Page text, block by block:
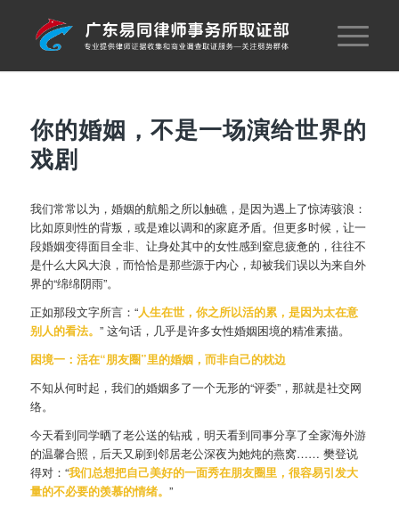
你的婚姻，不是一场演给世界的
戏剧
我们常常以为，婚姻的航船之所以触礁，是因为遇上了惊涛骇浪：
比如原则性的背叛，或是难以调和的家庭矛盾。但更多时候，让一
段婚姻变得面目全非、让身处其中的女性感到窒息疲惫的，往往不
是什么大风大浪，而恰恰是那些源于内心，却被我们误以为来自外
界的“绵绵阴雨”。
正如那段文字所言：“人生在世，你之所以活的累，是因为太在意
别人的看法。 ” 这句话，几乎是许多女性婚姻困境的精准素描。
困境一：活在“朋友圈”里的婚姻，而非自己的枕边
不知从何时起，我们的婚姻多了一个无形的“评委”，那就是社交网
络。
今天看到同学晒了老公送的钻戒，明天看到同事分享了全家海外游
的温馨合照，后天又刷到邻居老公深夜为她炖的燕窝…… 樊登说
得对：“我们总想把自己美好的一面秀在朋友圈里，很容易引发大
量的不必要的羡慕的情绪。 ”